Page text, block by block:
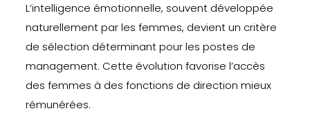
L’intelligence émotionnelle, souvent développée
naturellement par les femmes, devient un critère
de sélection déterminant pour les postes de
management. Cette évolution favorise l’accès
des femmes à des fonctions de direction mieux
rémunérées.